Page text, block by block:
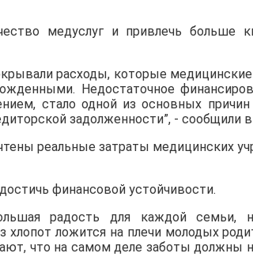
медуслуг и привлечь больше
расходы, которые медицинские
Недостаточное
стало одной из основных
задолженности”, - сообщили
реальные затраты медицинских
финансовой устойчивости.
радость для каждой семьи,
хлопот ложится на плечи молодых
что на самом деле заботы должны